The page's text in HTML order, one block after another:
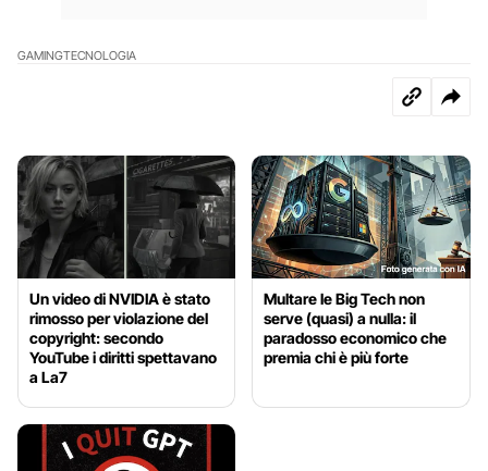
GAMINGTECNOLOGIA
Un video di NVIDIA è stato
rimosso per violazione del
copyright: secondo
YouTube i diritti spettavano
a La7
Multare le Big Tech non
serve (quasi) a nulla: il
paradosso economico che
premia chi è più forte